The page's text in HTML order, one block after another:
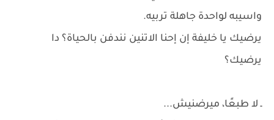
واسيبه لواحدة جاهلة تربيه.
يرضيك يا خليفة إن إحنا الاتنين نندفن بالحياة؟ دا
يرضيك؟
ـ لا طبعًا، ميرضنيش...